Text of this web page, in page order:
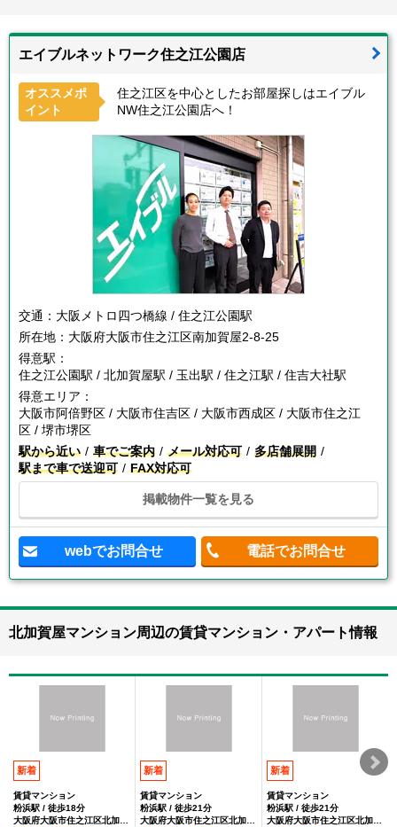
エイブルネットワーク住之江公園店
オススメポ
イント
住之江区を中心としたお部屋探しはエイブル
NW住之江公園店へ！
交通： 大阪メトロ四つ橋線 / 住之江公園駅
所在地： 大阪府大阪市住之江区南加賀屋2-8-25
得意駅：
住之江公園駅 / 北加賀屋駅 / 玉出駅 / 住之江駅 / 住吉大社駅
得意エリア：
大阪市阿倍野区 / 大阪市住吉区 / 大阪市西成区 / 大阪市住之江
区 / 堺市堺区
駅から近い
車でご案内 メール対応可
多店舗展開
駅まで車で送迎可
FAX対応可
掲載物件一覧を見る
webでお問合せ 電話でお問合せ
北加賀屋マンション周辺の賃貸マンション・アパート情報
新着
賃貸マンション
粉浜駅 / 徒歩18分
新着
賃貸マンション
粉浜駅 / 徒歩21分
新着
賃貸マンション
粉浜駅 / 徒歩21分